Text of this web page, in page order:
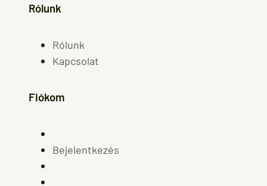
Rólunk
Rólunk
Kapcsolat
Fiókom
Bejelentkezés